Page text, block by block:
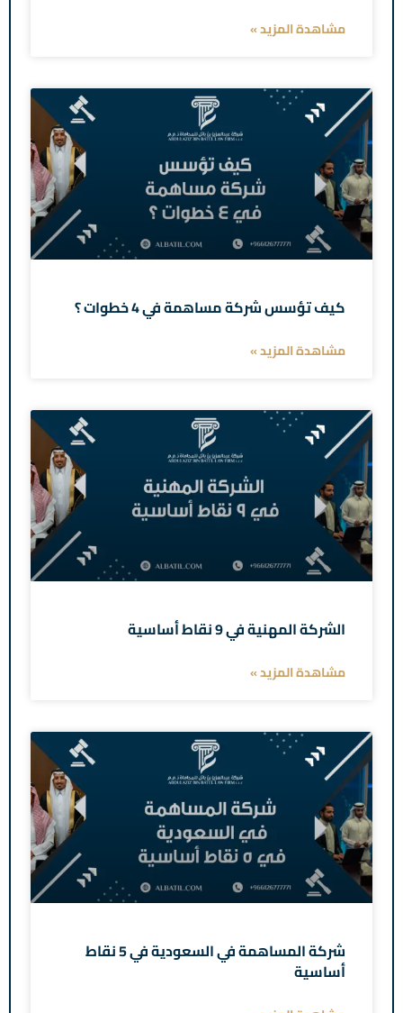
مشاهدة المزيد »
كيف تؤسس شركة مساهمة في 4 خطوات ؟
مشاهدة المزيد »
الشركة المهنية في 9 نقاط أساسية
مشاهدة المزيد »
شركة المساهمة في السعودية في 5 نقاط
أساسية